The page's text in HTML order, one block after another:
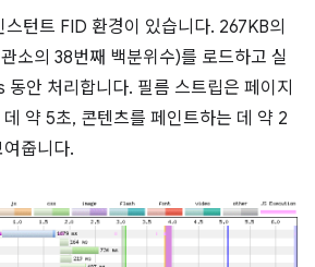
스턴트 FID 환경이 있습니다. 267KB의
소의 38번째 백분위수)를 로드하고 실
안 처리합니다. 필름 스트립은 페이지
약 5초, 콘텐츠를 페인트하는 데 약 2
줍니다.